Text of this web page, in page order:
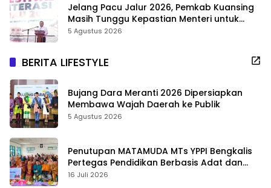
Jelang Pacu Jalur 2026, Pemkab Kuansing
Masih Tunggu Kepastian Menteri untuk
Buka Festival
5 Agustus 2026
BERITA LIFESTYLE
Bujang Dara Meranti 2026 Dipersiapkan
Membawa Wajah Daerah ke Publik
5 Agustus 2026
Penutupan MATAMUDA MTs YPPI Bengkalis
Pertegas Pendidikan Berbasis Adat dan
Karakter
16 Juli 2026